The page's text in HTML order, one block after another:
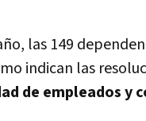
las 149
indican las
de empleados y